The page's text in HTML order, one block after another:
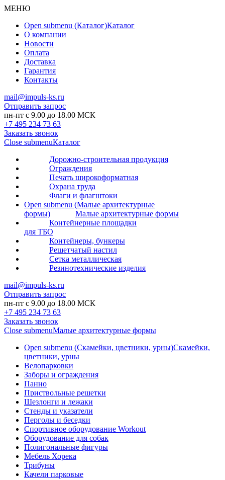
МЕНЮ
Open submenu (Каталог)Каталог
О компании
Новости
Оплата
Доставка
Гарантия
Контакты
mail@impuls-ks.ru
Отправить запрос
пн-пт с 9.00 до 18.00 МСК
+7 495 234 73 63
Заказать звонок
Close submenuКаталог
Дорожно-строительная продукция
Ограждения
Печать широкоформатная
Охрана труда
Флаги и флагштоки
Open submenu (Малые архитектурные
формы)
Малые архитектурные формы
Контейнерные площадки
для ТБО
Контейнеры, бункеры
Решетчатый настил
Сетка металлическая
Резинотехнические изделия
mail@impuls-ks.ru
Отправить запрос
пн-пт с 9.00 до 18.00 МСК
+7 495 234 73 63
Заказать звонок
Close submenuМалые архитектурные формы
Open submenu (Скамейки, цветники, урны)Скамейки,
цветники, урны
Велопарковки
Заборы и ограждения
Панно
Приствольные решетки
Шезлонги и лежаки
Стенды и указатели
Перголы и беседки
Спортивное оборудование Workout
Оборудование для собак
Полигональные фигуры
Мебель Хорека
Трибуны
Качели парковые